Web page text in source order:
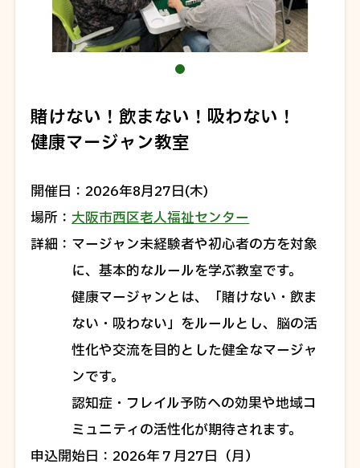
賭けない！飲まない！吸わない！
健康マージャン教室
開催日
2026年8月27日(木)
場所
大阪市西区老人福祉センター
詳細
マージャン未経験者や初心者の方を対象
に、基本的なルールを学ぶ教室です。
健康マージャンとは、「賭けない・飲ま
ない・吸わない」をルールとし、脳の活
性化や交流を目的とした健全なマージャ
ンです。
認知症・フレイル予防への効果や地域コ
ミュニティの活性化が期待されます。
申込開始日
2026年７月27日（月）